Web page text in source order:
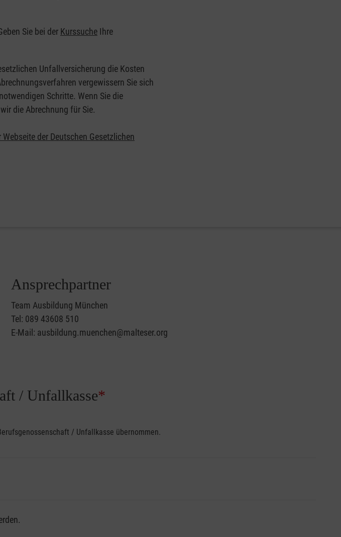
Sie bei der Kurssuche Ihre
Unfallversicherung die Kosten
vergewissern Sie sich
Schritte. Wenn Sie die
die Abrechnung für Sie.
der Deutschen Gesetzlichen
Ansprechpartner
Team Ausbildung München
Tel: 089 43608 510
E-Mail: ausbildung.muenchen@malteser.org
/ Unfallkasse*
/ Unfallkasse übernommen.
beachten Sie bitte, dass die Abrechnungsunterlagen spätestens zu Kursbeginn